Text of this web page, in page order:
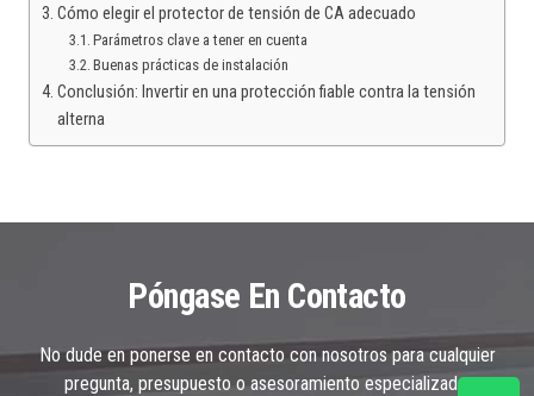
Cómo elegir el protector de tensión de CA adecuado
Parámetros clave a tener en cuenta
Buenas prácticas de instalación
Conclusión: Invertir en una protección fiable contra la tensión
alterna
Póngase En Contacto
No dude en ponerse en contacto con nosotros para cualquier
pregunta, presupuesto o asesoramiento especializado.